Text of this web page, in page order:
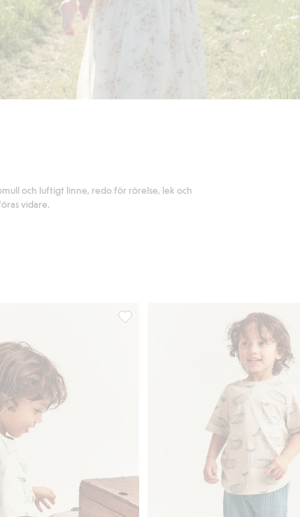
och luftigt linne, redo för rörelse, lek och
vidare.
T-shirt i slubtrikå med valar, Lägg till i